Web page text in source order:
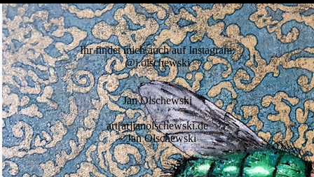
Ihr findet mich auch auf Instagram:
@j.olschewski
Jan Olschewski
art[at]janolschewski.de
©Jan Olschewski